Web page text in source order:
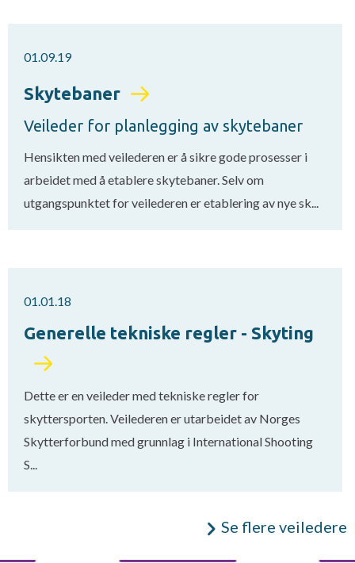
01.09.19
Skytebaner
Veileder for planlegging av skytebaner
Hensikten med veilederen er å sikre gode prosesser i
arbeidet med å etablere skytebaner. Selv om
utgangspunktet for veilederen er etablering av nye sk...
01.01.18
Generelle tekniske regler - Skyting
Dette er en veileder med tekniske regler for
skyttersporten. Veilederen er utarbeidet av Norges
Skytterforbund med grunnlag i International Shooting
S...
Se flere veiledere